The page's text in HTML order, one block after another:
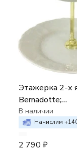
Этажерка 2-х
Bernadotte;
В наличии
Начислим +
2 790 ₽